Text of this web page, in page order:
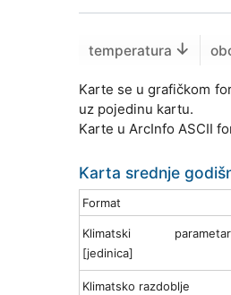
temperatura
Karte se u grafičkom
uz pojedinu kartu.
Karte u ArcInfo ASCII
Karta srednje
Format
Klimatski parametar
[jedinica]
Klimatsko razdoblje